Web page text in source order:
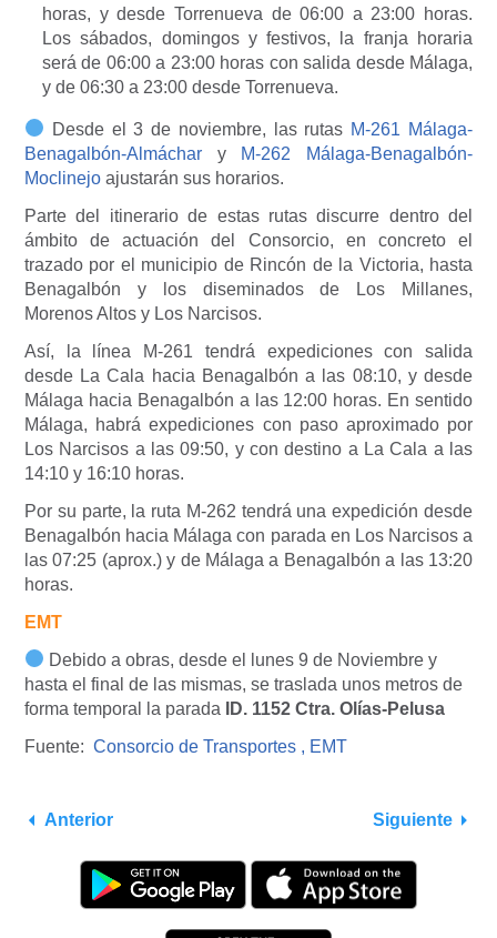
horas, y desde Torrenueva de 06:00 a 23:00 horas.
Los sábados, domingos y festivos, la franja horaria
será de 06:00 a 23:00 horas con salida desde Málaga,
y de 06:30 a 23:00 desde Torrenueva.
Desde el 3 de noviembre, las rutas M-261 Málaga-
Benagalbón-Almáchar y M-262 Málaga-Benagalbón-
Moclinejo ajustarán sus horarios.
Parte del itinerario de estas rutas discurre dentro del
ámbito de actuación del Consorcio, en concreto el
trazado por el municipio de Rincón de la Victoria, hasta
Benagalbón y los diseminados de Los Millanes,
Morenos Altos y Los Narcisos.
Así, la línea M-261 tendrá expediciones con salida
desde La Cala hacia Benagalbón a las 08:10, y desde
Málaga hacia Benagalbón a las 12:00 horas. En sentido
Málaga, habrá expediciones con paso aproximado por
Los Narcisos a las 09:50, y con destino a La Cala a las
14:10 y 16:10 horas.
Por su parte, la ruta M-262 tendrá una expedición desde
Benagalbón hacia Málaga con parada en Los Narcisos a
las 07:25 (aprox.) y de Málaga a Benagalbón a las 13:20
horas.
EMT
Debido a obras, desde el lunes 9 de Noviembre y
hasta el final de las mismas, se traslada unos metros de
forma temporal la parada ID. 1152 Ctra. Olías-Pelusa
Fuente: Consorcio de Transportes , EMT
Anterior Siguiente